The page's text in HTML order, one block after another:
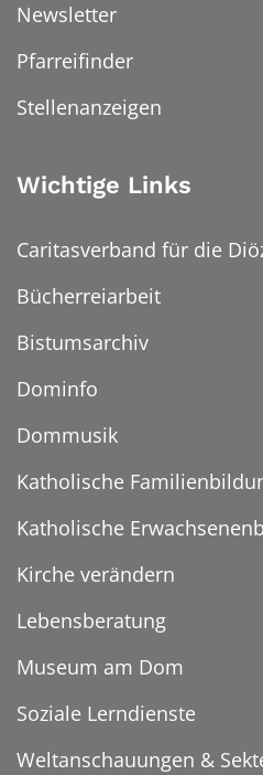
Newsletter
Pfarreifinder
Stellenanzeigen
Wichtige Links
Caritasverband für die
Bücherreiarbeit
Bistumsarchiv
Dominfo
Dommusik
Katholische
Katholische
Kirche verändern
Lebensberatung
Museum am Dom
Soziale Lerndienste
Weltanschauungen &